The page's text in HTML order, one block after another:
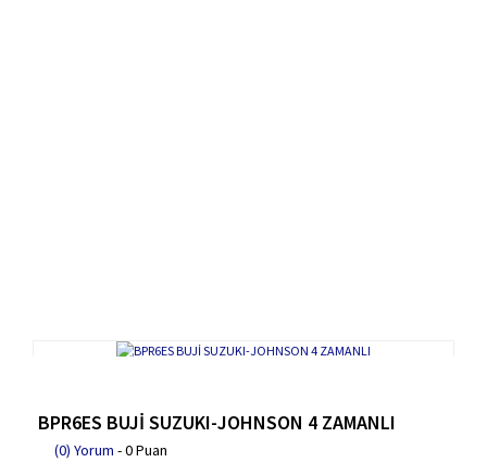
BPR6ES BUJİ SUZUKI-JOHNSON 4 ZAMANLI
(0) Yorum - 0 Puan